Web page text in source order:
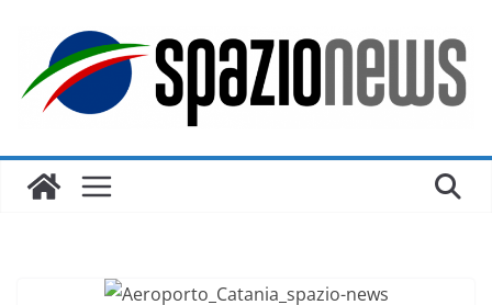
contenuto